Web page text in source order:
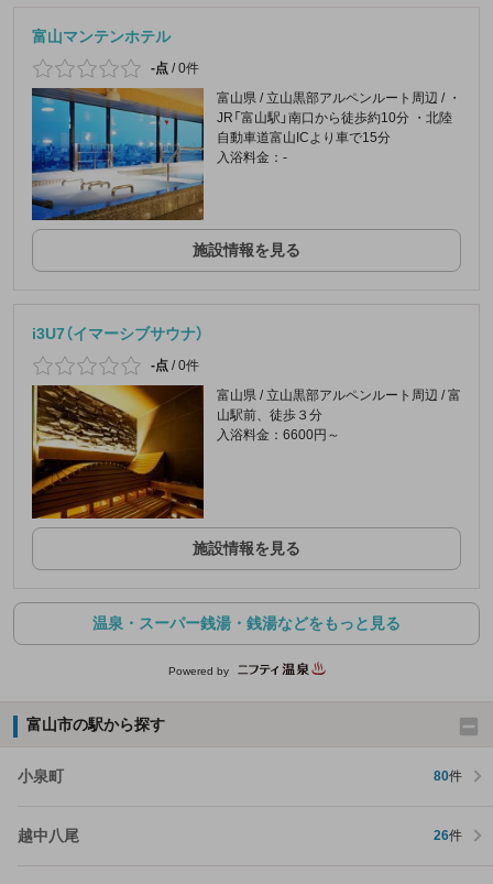
富山マンテンホテル
-点 /0件
富山県 / 立山黒部アルペンルート周辺 / ・
JR「富山駅」南口から徒歩約10分 ・北陸
自動車道富山ICより車で15分
入浴料金：-
施設情報を見る
i3U7（イマーシブサウナ）
-点 /0件
富山県 / 立山黒部アルペンルート周辺 / 富
山駅前、徒歩３分
入浴料金：6600円～
施設情報を見る
温泉・スーパー銭湯・銭湯などをもっと見る
Powered by
富山市の駅から探す
小泉町 80件
越中八尾 26件